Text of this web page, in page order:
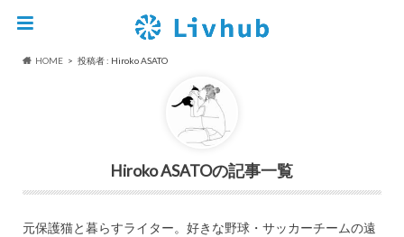
HOME 投稿者 : Hiroko ASATO
Hiroko ASATO
元保護猫と暮らすライター。好きな野球・サッカーチームの遠